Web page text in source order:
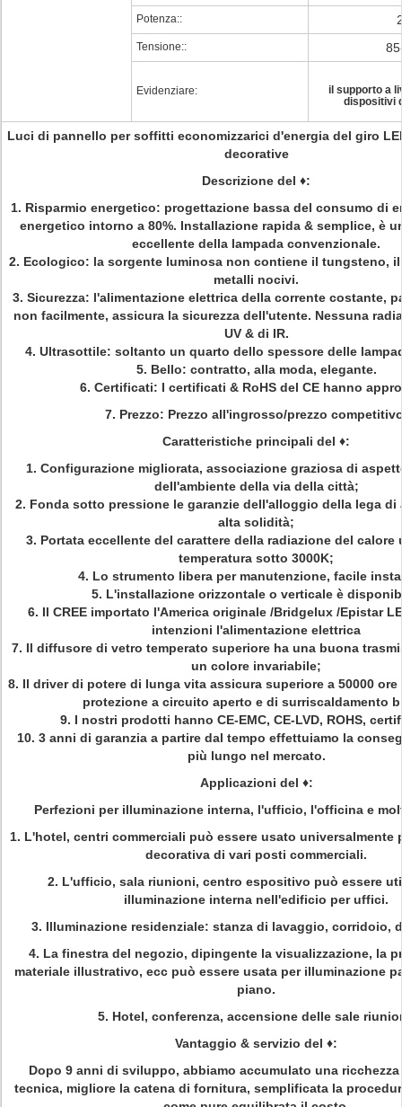
Potenza::
Tensione::
Evidenziare:
il supporto a
dispositivi
Luci di pannello per soffitti economizzarici d'energia del giro
decorative
Descrizione del ♦:
1. Risparmio energetico: progettazione bassa del consumo di
energetico intorno a 80%. Installazione rapida & semplice, è
eccellente della lampada convenzionale.
2. Ecologico: la sorgente luminosa non contiene il tungsteno,
metalli nocivi.
3. Sicurezza: l'alimentazione elettrica della corrente costante,
non facilmente, assicura la sicurezza dell'utente. Nessuna
UV & di IR.
4. Ultrasottile: soltanto un quarto dello spessore delle
5. Bello: contratto, alla moda, elegante.
6. Certificati: I certificati & RoHS del CE hanno
7. Prezzo: Prezzo all'ingrosso/prezzo
Caratteristiche principali del ♦:
1. Configurazione migliorata, associazione graziosa di
dell'ambiente della via della città;
2. Fonda sotto pressione le garanzie dell'alloggio della lega di
alta solidità;
3. Portata eccellente del carattere della radiazione del calore
temperatura sotto 3000K;
4. Lo strumento libera per manutenzione, facile
5. L'installazione orizzontale o verticale è
6. Il CREE importato l'America originale /Bridgelux /Epistar
intenzioni l'alimentazione elettrica
7. Il diffusore di vetro temperato superiore ha una buona
un colore invariabile;
8. Il driver di potere di lunga vita assicura superiore a 50000
protezione a circuito aperto e di surriscaldamento
9. I nostri prodotti hanno CE-EMC, CE-LVD, ROHS,
10. 3 anni di garanzia a partire dal tempo effettuiamo la
più lungo nel mercato.
Applicazioni del ♦:
Perfezioni per illuminazione interna, l'ufficio, l'officina e
1. L'hotel, centri commerciali può essere usato universalmente
decorativa di vari posti commerciali.
2. L'ufficio, sala riunioni, centro espositivo può essere
illuminazione interna nell'edificio per uffici.
3. Illuminazione residenziale: stanza di lavaggio, corridoio,
4. La finestra del negozio, dipingente la visualizzazione, la
materiale illustrativo, ecc può essere usata per illuminazione
piano.
5. Hotel, conferenza, accensione delle sale
Vantaggio & servizio del ♦:
Dopo 9 anni di sviluppo, abbiamo accumulato una
tecnica, migliore la catena di fornitura, semplificata la